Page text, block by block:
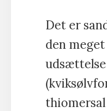
Det er
den